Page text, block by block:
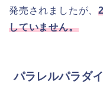
発売されましたが、
していません。
パラレルパラダ